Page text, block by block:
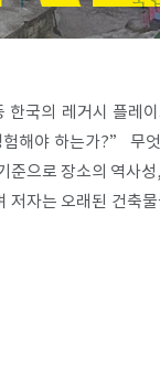
국의 레거시 플레
해야 하는가?” 무
으로 장소의 역사
자는 오래된 건축